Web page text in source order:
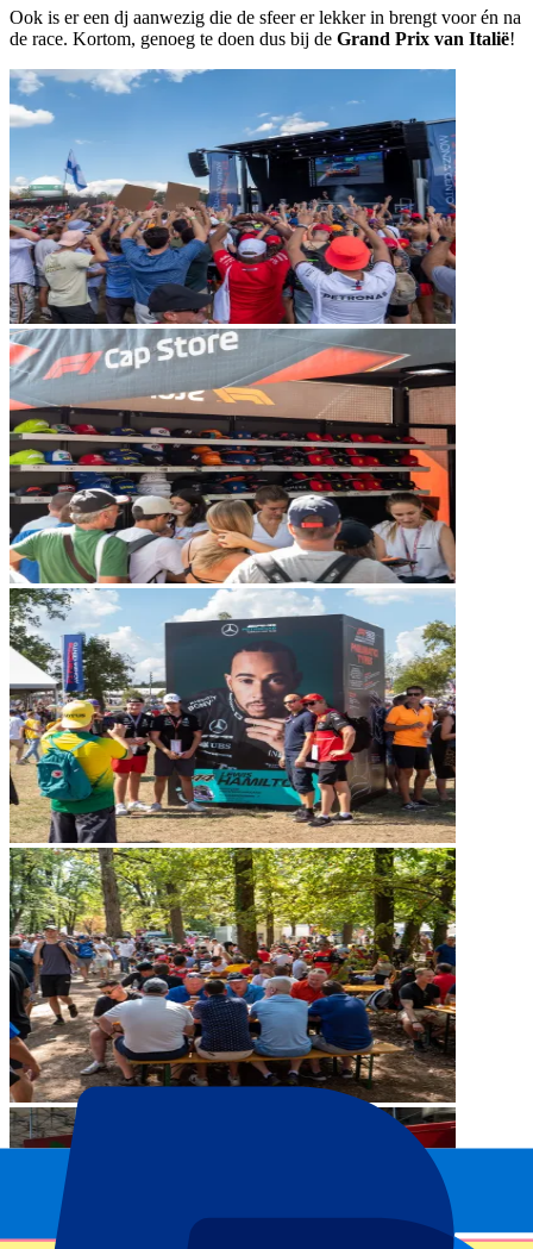
Ook is er een dj aanwezig die de sfeer er lekker in brengt voor én na
de race. Kortom, genoeg te doen dus bij de Grand Prix van Italië!